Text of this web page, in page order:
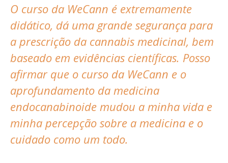
O curso da WeCann é extremamente
didático, dá uma grande segurança para
a prescrição da cannabis medicinal, bem
baseado em evidências científicas. Posso
afirmar que o curso da WeCann e o
aprofundamento da medicina
endocanabinoide mudou a minha vida e
minha percepção sobre a medicina e o
cuidado como um todo.